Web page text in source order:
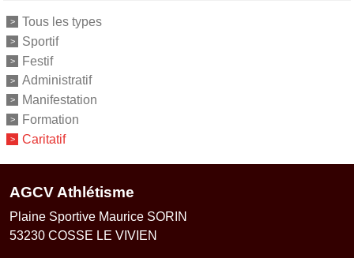
Tous les types
Sportif
Festif
Administratif
Manifestation
Formation
Caritatif
AGCV Athlétisme
Plaine Sportive Maurice SORIN
53230 COSSE LE VIVIEN